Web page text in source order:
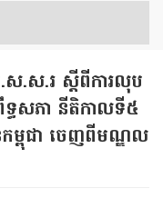
.ស.រ​ ស្តីពីការលុប
ទ្ធសភា នីតិកាលទី៥
ម្ពុជា ចេញពីមណ្ឌល